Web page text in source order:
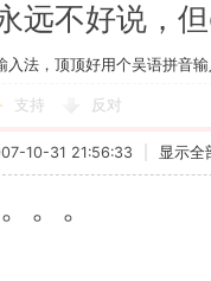
远不好说，
入法，顶顶好用个吴语拼音
支持 反对
10-31 21:56:33 显示全
。。